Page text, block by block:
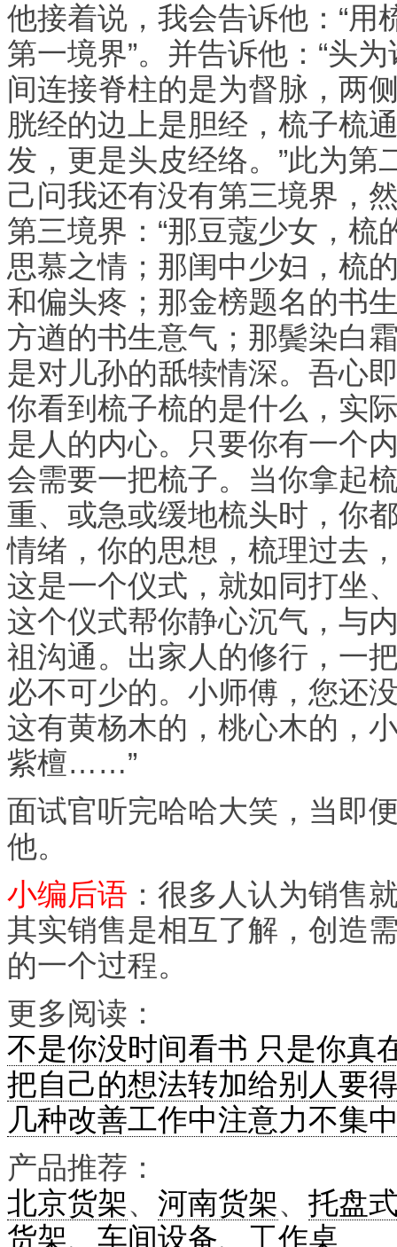
他接着说，我会告诉他：“用
第一境界”。并告诉他：“头
间连接脊柱的是为督脉，两
胱经的边上是胆经，梳子梳
发，更是头皮经络。”此为第
己问我还有没有第三境界，
第三境界：“那豆蔻少女，梳
思慕之情；那闺中少妇，梳
和偏头疼；那金榜题名的书
方遒的书生意气；那鬓染白
是对儿孙的舐犊情深。吾心
你看到梳子梳的是什么，实
是人的内心。只要你有一个
会需要一把梳子。当你拿起
重、或急或缓地梳头时，你
情绪，你的思想，梳理过去
这是一个仪式，就如同打坐
这个仪式帮你静心沉气，与
祖沟通。出家人的修行，一
必不可少的。小师傅，您还
这有黄杨木的，桃心木的，
紫檀……”
面试官听完哈哈大笑，当即
他。
小编后语 ：很多人认为销售
其实销售是相互了解，创造
的一个过程。
更多阅读：
不是你没时间看书 只是你真
把自己的想法转加给别人要
几种改善工作中注意力不集
产品推荐：
北京货架、 河南货架、 托盘
货架、 车间设备、 工作桌